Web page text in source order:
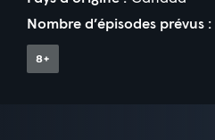
Nombre d’épisodes prévus :